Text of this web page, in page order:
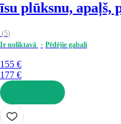
īsu plūksnu, apaļš,
(5)
Ir noliktavā
Pēdējie gabali
155 €
177 €
LIKT GROZĀ